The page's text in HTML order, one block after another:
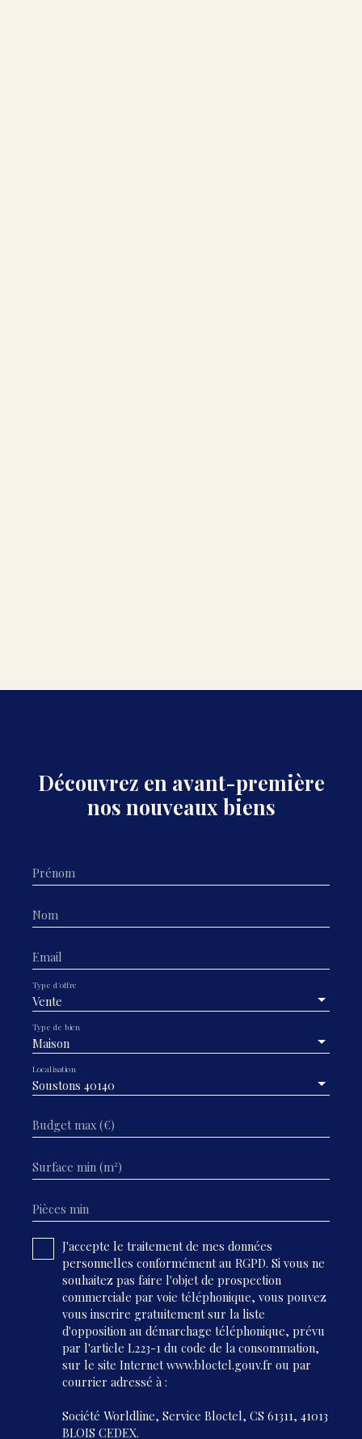
Découvrez en avant-première
nos nouveaux biens
Prénom
Nom
Email
Vente
Type d'offre
Maison
Type de bien
Soustons 40140
Localisation
Budget max (€)
Surface min (m²)
Pièces min
J'accepte le traitement de mes données
personnelles conformément au RGPD. Si vous ne
souhaitez pas faire l'objet de prospection
commerciale par voie téléphonique, vous pouvez
vous inscrire gratuitement sur la liste
d'opposition au démarchage téléphonique, prévu
par l'article L223-1 du code de la consommation,
sur le site Internet www.bloctel.gouv.fr ou par
courrier adressé à :
Société Worldline, Service Bloctel, CS 61311, 41013
BLOIS CEDEX.